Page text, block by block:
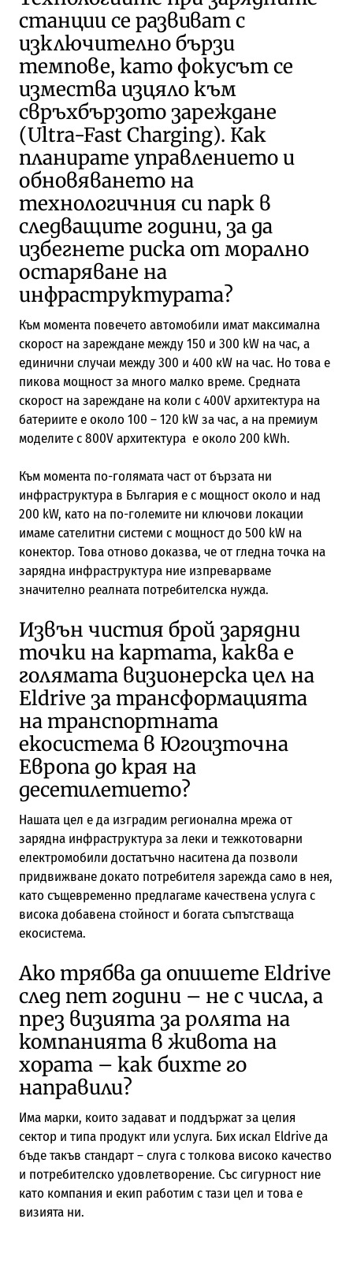
станции се развиват с
изключително бързи
темпове, като фокусът се
измества изцяло към
свръхбързото зареждане
(Ultra-Fast Charging). Как
планирате управлението и
обновяването на
технологичния си парк в
следващите години, за да
избегнете риска от морално
остаряване на
инфраструктурата?
Към момента повечето автомобили имат максимална
скорост на зареждане между 150 и 300 kW на час, a
единични случаи между 300 и 400 кW на час. Но това е
пикова мощност за много малко време. Средната
скорост на зареждане на коли с 400V архитектура на
батериите e около 100 – 120 kW за час, а на премиум
моделите с 800V архитектура e около 200 kWh.
Към момента по-голямата част от бързата ни
инфраструктура в България е с мощност около и над
200 kW, като на по-големите ни ключови локации
имаме сателитни системи с мощност до 500 kW на
конектор. Това отново доказва, че от гледна точка на
зарядна инфраструктура ние изпреварваме
значително реалната потребителска нужда.
Извън чистия брой зарядни
точки на картата, каква е
голямата визионерска цел на
Eldrive за трансформацията
на транспортната
екосистема в Югоизточна
Европа до края на
десетилетието?
Нашата цел е да изградим регионална мрежа от
зарядна инфраструктура за леки и тежкотоварни
електромобили достатъчно наситена да позволи
придвижване докато потребителя зарежда само в нея,
като същевременно предлагаме качествена услуга с
висока добавена стойност и богата съпътстваща
екосистема.
Ако трябва да опишете Eldrive
след пет години – не с числа, а
през визията за ролята на
компанията в живота на
хората – как бихте го
направили?
Има марки, които задават и поддържат за целия
сектор и типа продукт или услуга. Бих искал Eldrive да
бъде такъв стандарт – слуга с толкова високо качество
и потребителско удовлетворение. Със сигурност ние
като компания и екип работим с тази цел и това е
визията ни.